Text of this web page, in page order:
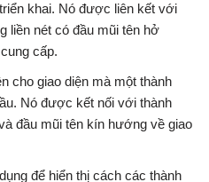
khai. Nó được liên kết với
liền nét có đầu mũi tên hở
cấp.
cho giao diện mà một thành
Nó được kết nối với thành
đầu mũi tên kín hướng về giao
để hiển thị cách các thành